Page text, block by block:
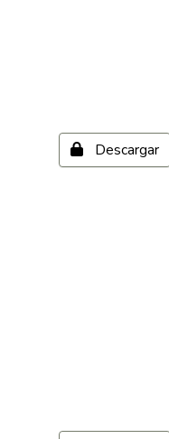
Descargar